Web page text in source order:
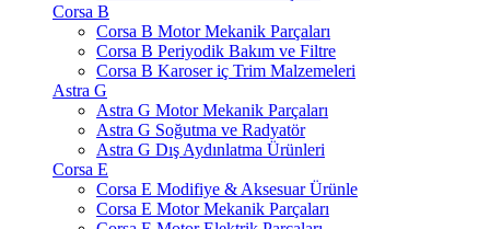
Corsa B
Corsa B Motor Mekanik Parçaları
Corsa B Periyodik Bakım ve Filtre
Corsa B Karoser iç Trim Malzemeleri
Astra G
Astra G Motor Mekanik Parçaları
Astra G Soğutma ve Radyatör
Astra G Dış Aydınlatma Ürünleri
Corsa E
Corsa E Modifiye & Aksesuar Ürünle
Corsa E Motor Mekanik Parçaları